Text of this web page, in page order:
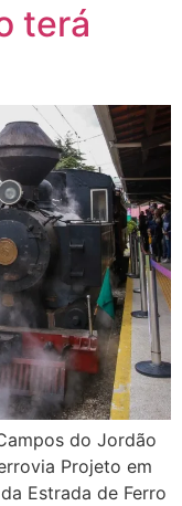
terá
do Jordão
Projeto em
Estrada de Ferro